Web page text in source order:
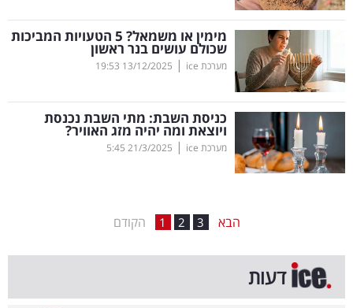
מינויים
רייטינג
רכב
בריאות
תרבות
TOP-
5
מימין או משמאל? 5 הטעויות המביכות
שכולם עושים בנר ראשון
מערכת ice |
13/12/2025
19:53
כניסת השבת: מתי השבת נכנסת
ויוצאת ומה יהיה מזג האוויר?
מערכת ice |
21/3/2025
5:45
הקודם 1 2 3 הבא
דעות